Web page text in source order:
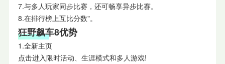
7.与多人玩家同步比赛，还可畅享异步比赛。
8.在排行榜上互比分数"。
狂野飙车8优势
1.全新主页
点击进入限时活动、生涯模式和多人游戏!